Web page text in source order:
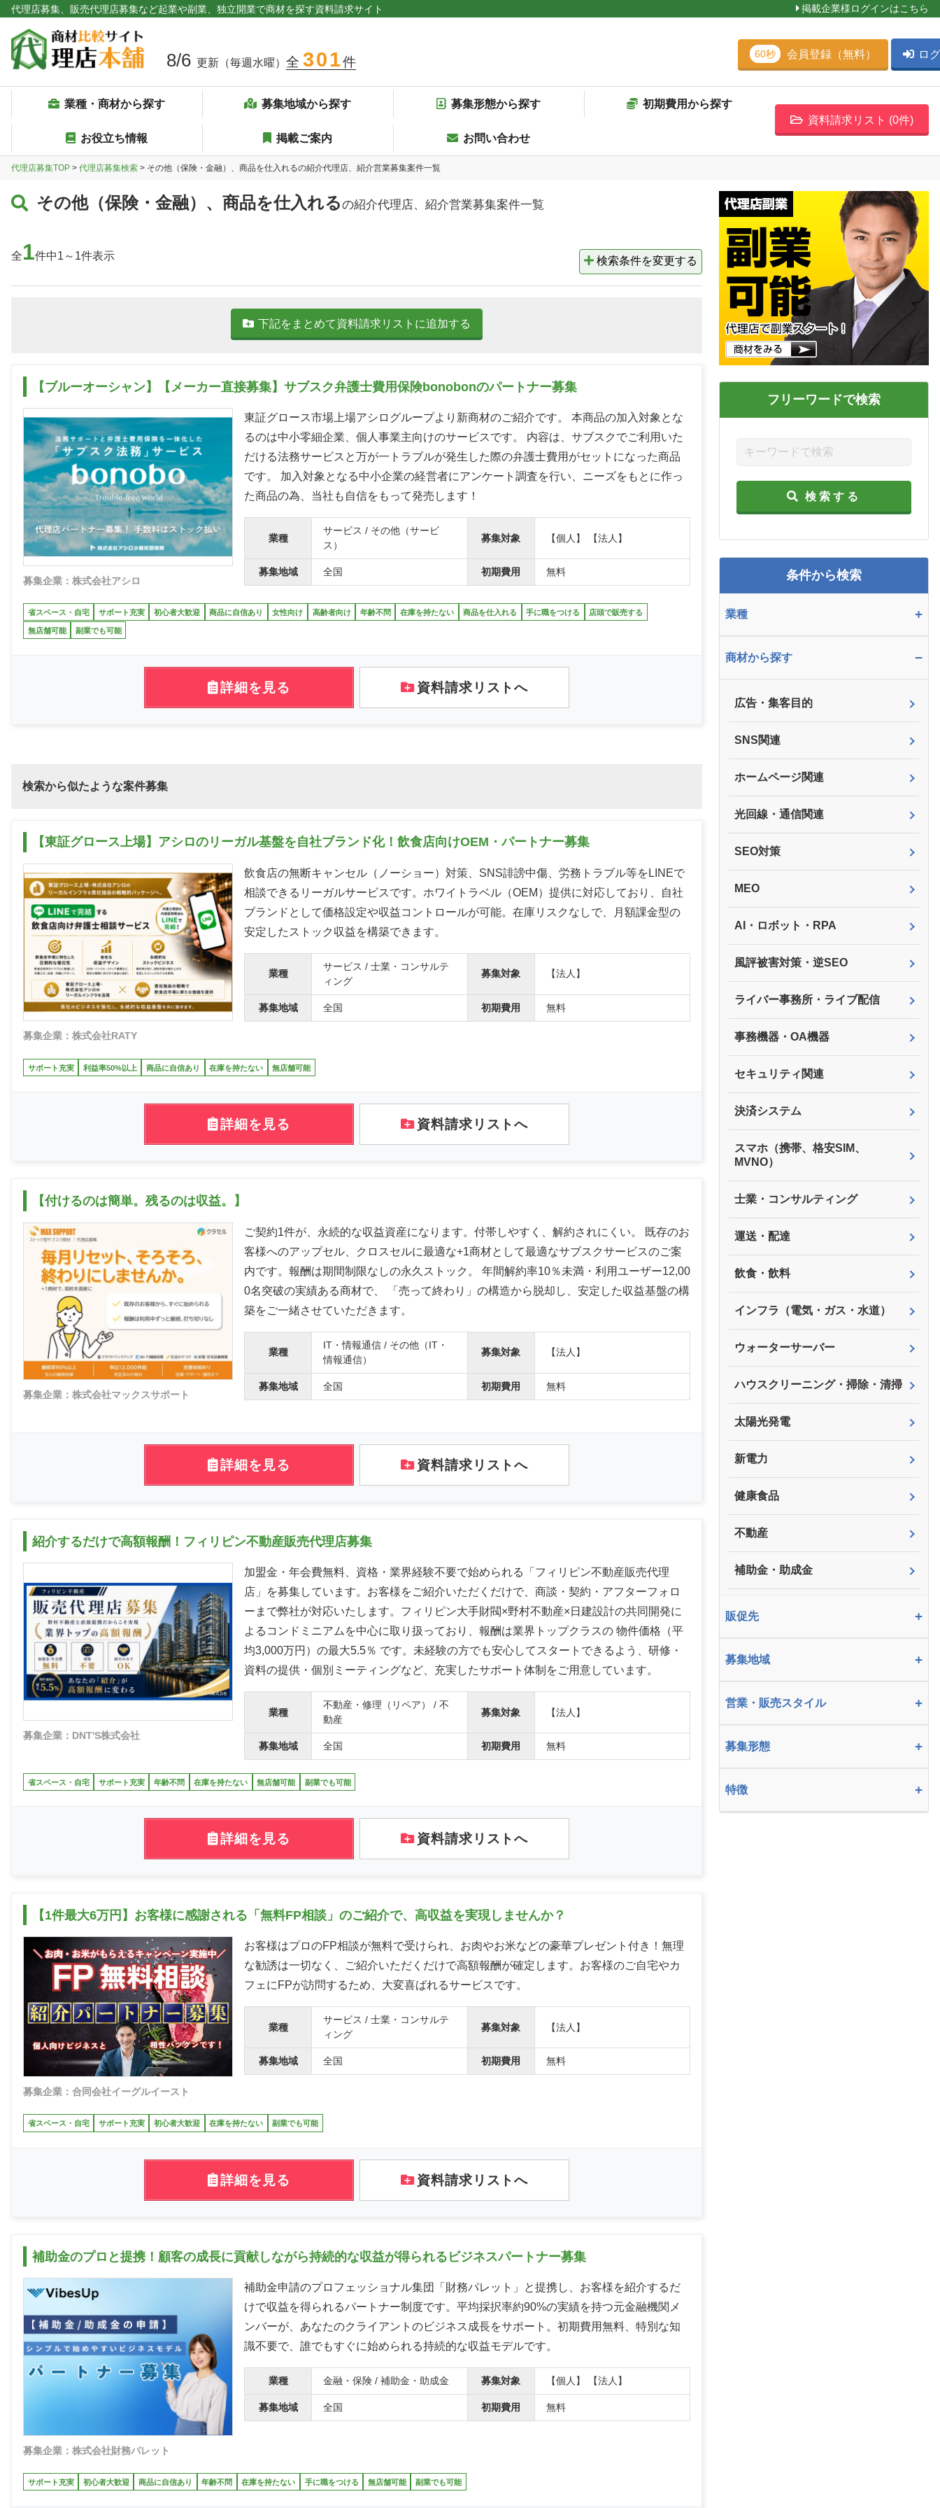
代理店募集、販売代理店募集など起業や副業、独立開業で商材を探す資料請求サイト 掲載企業様ログインはこちら
8/6 更新（毎週水曜） 全 301件
業種・商材から探す 募集地域から探す 募集形態から探す 初期費用から探す
お役立ち情報 掲載ご案内 お問い合わせ
資料請求リスト (0件)
60秒 会員登録（無料） ロ
代理店募集TOP > 代理店募集検索 > その他（保険・金融）、商品を仕入れるの紹介代理店、紹介営業募集案件一覧
その他（保険・金融）、商品を仕入れるの紹介代理店、紹介営業募集案件一覧
全1件中1～1件表示 検索条件を変更する
下記をまとめて資料請求リストに追加する
【ブルーオーシャン】【メーカー直接募集】サブスク弁護士費用保険bonobonのパートナー募集
募集企業：株式会社アシロ
東証グロース市場上場アシログループより新商材のご紹介です。 本商品の加入対象とな
るのは中小零細企業、個人事業主向けのサービスです。 内容は、サブスクでご利用いた
だける法務サービスと万が一トラブルが発生した際の弁護士費用がセットになった商品
です。 加入対象となる中小企業の経営者にアンケート調査を行い、ニーズをもとに作っ
た商品の為、当社も自信をもって発売します！
業種
サービス / その他（サービ
ス）
募集対象 【個人】 【法人】
募集地域 全国 初期費用 無料
省スペース・自宅 サポート充実 初心者大歓迎 商品に自信あり 女性向け 高齢者向け 年齢不問 在庫を持たない 商品を仕入れる 手に職をつける 店頭で販売する
無店舗可能 副業でも可能
詳細を見る 資料請求リストへ
検索から似たような案件募集
【東証グロース上場】アシロのリーガル基盤を自社ブランド化！飲食店向けOEM・パートナー募集
募集企業：株式会社RATY
飲食店の無断キャンセル（ノーショー）対策、SNS誹謗中傷、労務トラブル等をLINEで
相談できるリーガルサービスです。ホワイトラベル（OEM）提供に対応しており、自社
ブランドとして価格設定や収益コントロールが可能。在庫リスクなしで、月額課金型の
安定したストック収益を構築できます。
業種
サービス / 士業・コンサルテ
ィング
募集対象 【法人】
募集地域 全国 初期費用 無料
サポート充実 利益率50%以上 商品に自信あり 在庫を持たない 無店舗可能
詳細を見る 資料請求リストへ
【付けるのは簡単。残るのは収益。】
募集企業：株式会社マックスサポート
ご契約1件が、永続的な収益資産になります。付帯しやすく、解約されにくい。 既存のお
客様へのアップセル、クロスセルに最適な+1商材として最適なサブスクサービスのご案
内です。報酬は期間制限なしの永久ストック。 年間解約率10％未満・利用ユーザー12,00
0名突破の実績ある商材で、 「売って終わり」の構造から脱却し、安定した収益基盤の構
築をご一緒させていただきます。
業種
IT・情報通信 / その他（IT・
情報通信）
募集対象 【法人】
募集地域 全国 初期費用 無料
詳細を見る 資料請求リストへ
紹介するだけで高額報酬！フィリピン不動産販売代理店募集
募集企業：DNT'S株式会社
加盟金・年会費無料、資格・業界経験不要で始められる「フィリピン不動産販売代理
店」を募集しています。お客様をご紹介いただくだけで、商談・契約・アフターフォロ
ーまで弊社が対応いたします。フィリピン大手財閥×野村不動産×日建設計の共同開発に
よるコンドミニアムを中心に取り扱っており、報酬は業界トップクラスの 物件価格（平
均3,000万円）の最大5.5％ です。未経験の方でも安心してスタートできるよう、研修・
資料の提供・個別ミーティングなど、充実したサポート体制をご用意しています。
業種
不動産・修理（リペア） / 不
動産
募集対象 【法人】
募集地域 全国 初期費用 無料
省スペース・自宅 サポート充実 年齢不問 在庫を持たない 無店舗可能 副業でも可能
詳細を見る 資料請求リストへ
【1件最大6万円】お客様に感謝される「無料FP相談」のご紹介で、高収益を実現しませんか？
募集企業：合同会社イーグルイースト
お客様はプロのFP相談が無料で受けられ、お肉やお米などの豪華プレゼント付き！無理
な勧誘は一切なく、ご紹介いただくだけで高額報酬が確定します。お客様のご自宅やカ
フェにFPが訪問するため、大変喜ばれるサービスです。
業種
サービス / 士業・コンサルテ
ィング
募集対象 【法人】
募集地域 全国 初期費用 無料
省スペース・自宅 サポート充実 初心者大歓迎 在庫を持たない 副業でも可能
詳細を見る 資料請求リストへ
補助金のプロと提携！顧客の成長に貢献しながら持続的な収益が得られるビジネスパートナー募集
募集企業：株式会社財務パレット
補助金申請のプロフェッショナル集団「財務パレット」と提携し、お客様を紹介するだ
けで収益を得られるパートナー制度です。平均採択率約90%の実績を持つ元金融機関メ
ンバーが、あなたのクライアントのビジネス成長をサポート。初期費用無料、特別な知
識不要で、誰でもすぐに始められる持続的な収益モデルです。
業種 金融・保険 / 補助金・助成金 募集対象 【個人】 【法人】
募集地域 全国 初期費用 無料
サポート充実 初心者大歓迎 商品に自信あり 年齢不問 在庫を持たない 手に職をつける 無店舗可能 副業でも可能
フリーワードで検索
検索する
条件から検索
業種 +
商材から探す −
広告・集客目的
SNS関連
ホームページ関連
光回線・通信関連
SEO対策
MEO
AI・ロボット・RPA
風評被害対策・逆SEO
ライバー事務所・ライブ配信
事務機器・OA機器
セキュリティ関連
決済システム
スマホ（携帯、格安SIM、
MVNO）
士業・コンサルティング
運送・配達
飲食・飲料
インフラ（電気・ガス・水道）
ウォーターサーバー
ハウスクリーニング・掃除・清掃
太陽光発電
新電力
健康食品
不動産
補助金・助成金
販促先 +
募集地域 +
営業・販売スタイル +
募集形態 +
特徴 +